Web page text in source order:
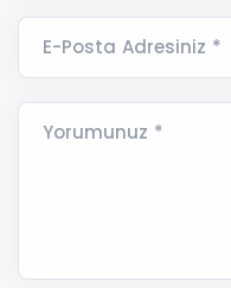
E-Posta Adresiniz *
Yorumunuz *